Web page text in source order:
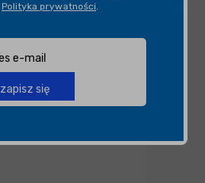
Polityka prywatności.
zapisz się